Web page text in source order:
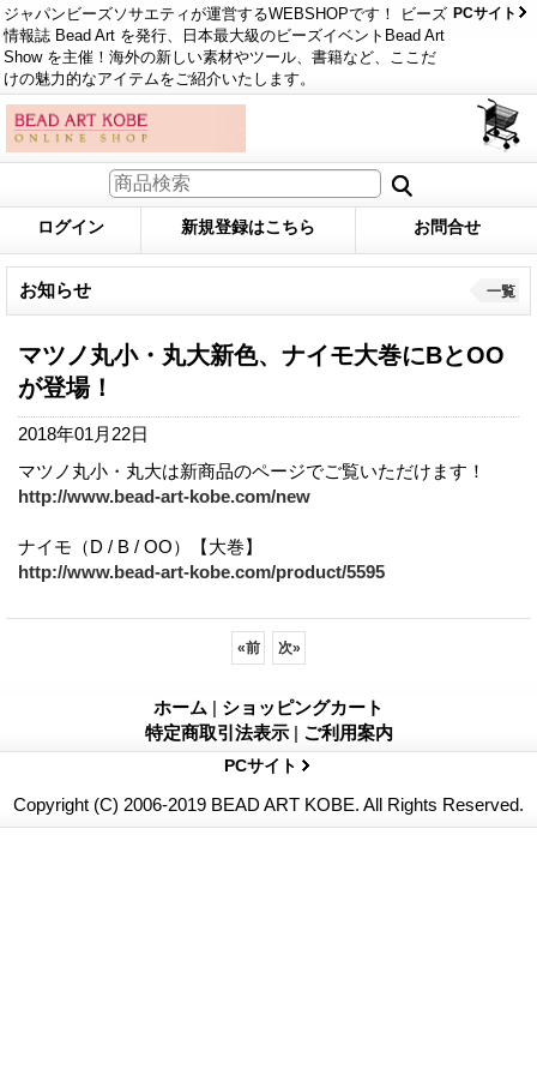
ジャパンビーズソサエティが運営するWEBSHOPです！ ビーズ
情報誌 Bead Art を発行、日本最大級のビーズイベントBead Art
Show を主催！海外の新しい素材やツール、書籍など、ここだ
けの魅力的なアイテムをご紹介いたします。
PCサイト
ログイン 新規登録はこちら お問合せ
お知らせ 一覧
マツノ丸小・丸大新色、ナイモ大巻にBとOO
が登場！
2018年01月22日
マツノ丸小・丸大は新商品のページでご覧いただけます！
http://www.bead-art-kobe.com/new
ナイモ（D / B / OO）【大巻】
http://www.bead-art-kobe.com/product/5595
«前 次»
ホーム | ショッピングカート
特定商取引法表示 | ご利用案内
PCサイト
Copyright (C) 2006-2019 BEAD ART KOBE. All Rights Reserved.